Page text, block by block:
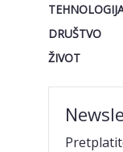
DRUŠTVO
ŽIVOT